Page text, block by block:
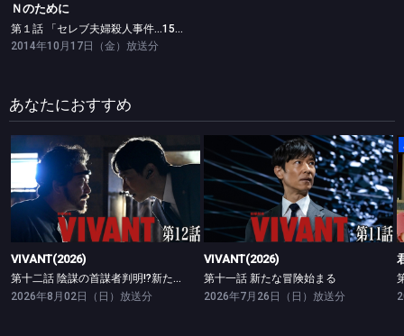
Ｎのために
第１話 「セレブ夫婦殺人事件…15年前に隠された秘密」
2014年10月17日（金）放送分
あなたにおすすめ
VIVANT(2026)
VIVANT(2026)
第十二話 陰謀の首謀者判明!?新たな仲間との対峙
2026年8月02日（日）放送分
VIVANT(2026)
第十一話 新たな冒険始まる
VIVANT(2026)
第十一話 新たな冒険始まる
2026年7月26日（日）放送分